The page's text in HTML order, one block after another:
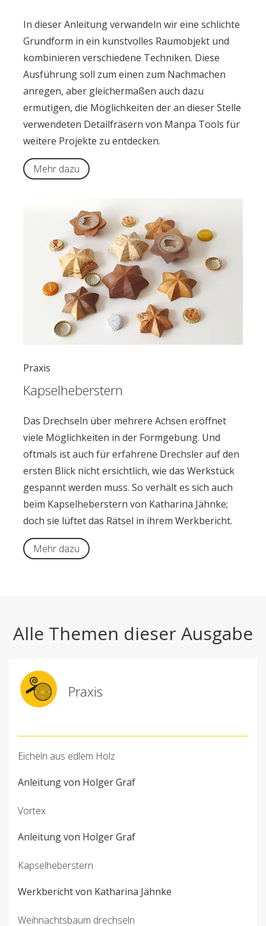
In dieser Anleitung verwandeln wir eine schlichte
Grundform in ein kunstvolles Raumobjekt und
kombinieren verschiedene Techniken. Diese
Ausführung soll zum einen zum Nachmachen
anregen, aber gleichermaßen auch dazu
ermutigen, die Möglichkeiten der an dieser Stelle
verwendeten Detailfräsern von Manpa Tools für
weitere Projekte zu entdecken.
Mehr dazu
Praxis
Kapselheberstern
Das Drechseln über mehrere Achsen eröffnet
viele Möglichkeiten in der Formgebung. Und
oftmals ist auch für erfahrene Drechsler auf den
ersten Blick nicht ersichtlich, wie das Werkstück
gespannt werden muss. So verhält es sich auch
beim Kapselheberstern von Katharina Jähnke;
doch sie lüftet das Rätsel in ihrem Werkbericht.
Mehr dazu
Alle Themen dieser Ausgabe
Praxis
Eicheln aus edlem Holz
Anleitung von Holger Graf
Vortex
Anleitung von Holger Graf
Kapselheberstern
Werkbericht von Katharina Jähnke
Weihnachtsbaum drechseln